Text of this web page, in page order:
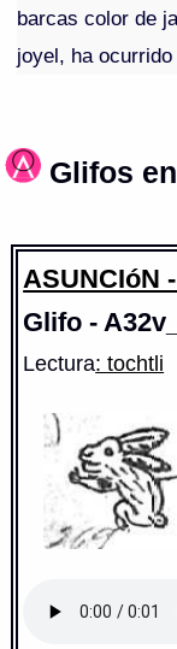
barcas color de
joyel, ha
Glifos
ASUNCIóN
Glifo -
Lectura: tochtli